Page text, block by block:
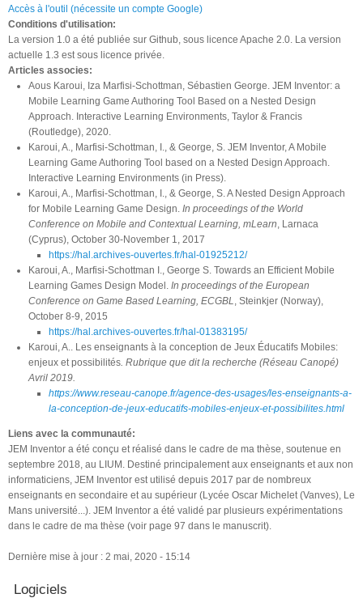
Accès à l'outil (nécessite un compte Google)
Conditions d'utilisation:
La version 1.0 a été publiée sur Github, sous licence Apache 2.0. La version
actuelle 1.3 est sous licence privée.
Articles associes:
Aous Karoui, Iza Marfisi-Schottman, Sébastien George. JEM Inventor: a
Mobile Learning Game Authoring Tool Based on a Nested Design
Approach. Interactive Learning Environments, Taylor & Francis
(Routledge), 2020.
Karoui, A., Marfisi-Schottman, I., & George, S. JEM Inventor, A Mobile
Learning Game Authoring Tool based on a Nested Design Approach.
Interactive Learning Environments (in Press).
Karoui, A., Marfisi-Schottman, I., & George, S. A Nested Design Approach
for Mobile Learning Game Design. In proceedings of the World
Conference on Mobile and Contextual Learning, mLearn, Larnaca
(Cyprus), October 30-November 1, 2017
https://hal.archives-ouvertes.fr/hal-01925212/
Karoui, A., Marfisi-Schottman I., George S. Towards an Efficient Mobile
Learning Games Design Model. In proceedings of the European
Conference on Game Based Learning, ECGBL, Steinkjer (Norway),
October 8-9, 2015
https://hal.archives-ouvertes.fr/hal-01383195/
Karoui, A.. Les enseignants à la conception de Jeux Éducatifs Mobiles:
enjeux et possibilités. Rubrique que dit la recherche (Réseau Canopé)
Avril 2019.
https://www.reseau-canope.fr/agence-des-usages/les-enseignants-a-
la-conception-de-jeux-educatifs-mobiles-enjeux-et-possibilites.html
Liens avec la communauté:
JEM Inventor a été conçu et réalisé dans le cadre de ma thèse, soutenue en
septembre 2018, au LIUM. Destiné principalement aux enseignants et aux non
informaticiens, JEM Inventor est utilisé depuis 2017 par de nombreux
enseignants en secondaire et au supérieur (Lycée Oscar Michelet (Vanves), Le
Mans université...). JEM Inventor a été validé par plusieurs expérimentations
dans le cadre de ma thèse (voir page 97 dans le manuscrit).
Dernière mise à jour : 2 mai, 2020 - 15:14
Logiciels